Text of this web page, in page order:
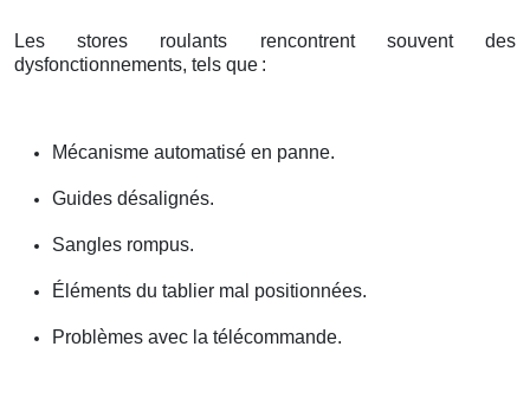
Les stores roulants rencontrent souvent des
dysfonctionnements, tels que :
Mécanisme automatisé en panne.
Guides désalignés.
Sangles rompus.
Éléments du tablier mal positionnées.
Problèmes avec la télécommande.